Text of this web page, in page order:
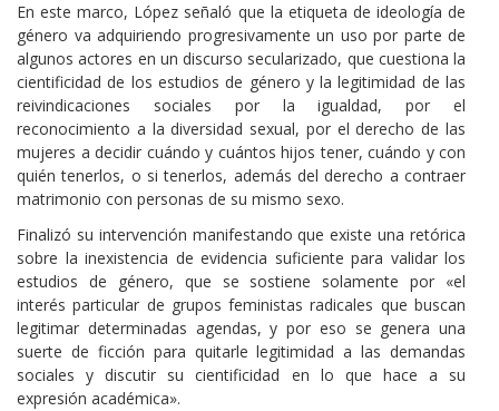
En este marco, López señaló que la etiqueta de ideología de
género va adquiriendo progresivamente un uso por parte de
algunos actores en un discurso secularizado, que cuestiona la
cientificidad de los estudios de género y la legitimidad de las
reivindicaciones sociales por la igualdad, por el
reconocimiento a la diversidad sexual, por el derecho de las
mujeres a decidir cuándo y cuántos hijos tener, cuándo y con
quién tenerlos, o si tenerlos, además del derecho a contraer
matrimonio con personas de su mismo sexo.
Finalizó su intervención manifestando que existe una retórica
sobre la inexistencia de evidencia suficiente para validar los
estudios de género, que se sostiene solamente por «el
interés particular de grupos feministas radicales que buscan
legitimar determinadas agendas, y por eso se genera una
suerte de ficción para quitarle legitimidad a las demandas
sociales y discutir su cientificidad en lo que hace a su
expresión académica».